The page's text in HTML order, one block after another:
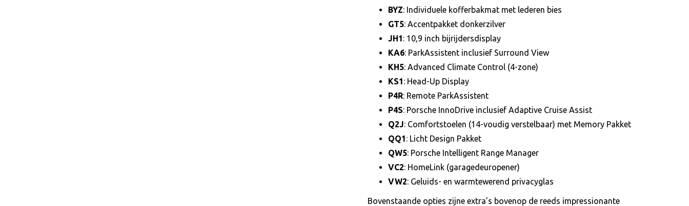
BYZ: Individuele kofferbakmat met lederen bies
GT5: Accentpakket donkerzilver
JH1: 10,9 inch bijrijdersdisplay
KA6: ParkAssistent inclusief Surround View
KH5: Advanced Climate Control (4-zone)
KS1: Head-Up Display
P4R: Remote ParkAssistent
P4S: Porsche InnoDrive inclusief Adaptive Cruise Assist
Q2J: Comfortstoelen (14-voudig verstelbaar) met Memory Pakket
QQ1: Licht Design Pakket
QW5: Porsche Intelligent Range Manager
VC2: HomeLink (garagedeuropener)
VW2: Geluids- en warmtewerend privacyglas
Bovenstaande opties zijne extra’s bovenop de reeds impressionante